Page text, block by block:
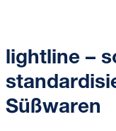
lightline–
Süßwaren